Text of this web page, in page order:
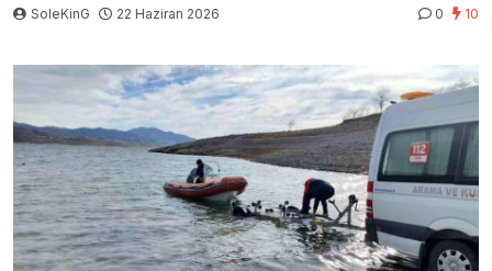
SoleKinG 22 Haziran 2026 0 10